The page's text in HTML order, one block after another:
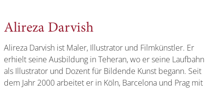
Alireza Darvish
Alireza Darvish ist Maler, Illustrator und Filmkünstler. Er
erhielt seine Ausbildung in Teheran, wo er seine Laufbahn
als Illustrator und Dozent für Bildende Kunst begann. Seit
dem Jahr 2000 arbeitet er in Köln, Barcelona und Prag mit